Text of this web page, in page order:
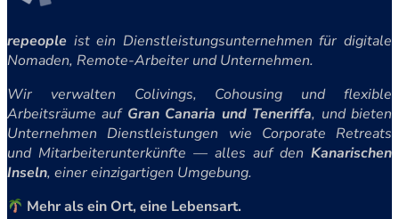
repeople ist ein Dienstleistungsunternehmen für digitale
Nomaden, Remote-Arbeiter und Unternehmen.
Wir verwalten Colivings, Cohousing und flexible
Arbeitsräume auf Gran Canaria und Teneriffa, und bieten
Unternehmen Dienstleistungen wie Corporate Retreats
und Mitarbeiterunterkünfte — alles auf den Kanarischen
Inseln, einer einzigartigen Umgebung.
Mehr als ein Ort, eine Lebensart.